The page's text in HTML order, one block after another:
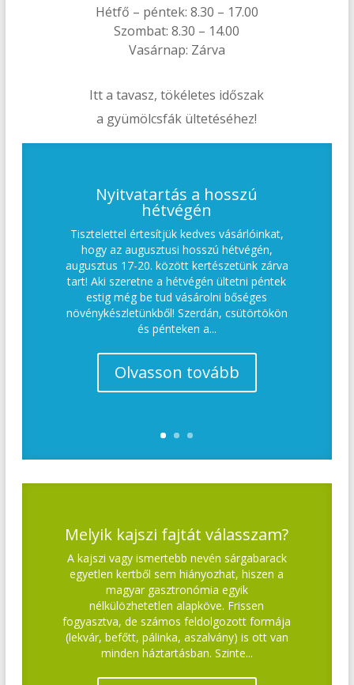
Hétfő – péntek: 8.30 – 17.00
Szombat: 8.30 – 14.00
Vasárnap: Zárva
Itt a tavasz, tökéletes időszak
a gyümölcsfák ültetéséhez!
Nyitvatartás a hosszú
hétvégén
Tisztelettel értesítjük kedves vásárlóinkat,
hogy az augusztusi hosszú hétvégén,
augusztus 17-20. között kertészetünk zárva
tart! Aki szeretne a hétvégén ültetni péntek
estig még be tud vásárolni bőséges
növénykészletünkből! Szerdán, csütörtökön
és pénteken a...
Olvasson tovább
Melyik kajszi fajtát válasszam?
A kajszi vagy ismertebb nevén sárgabarack
egyetlen kertből sem hiányozhat, hiszen a
magyar gasztronómia egyik
nélkülözhetetlen alapköve. Frissen
fogyasztva, de számos feldolgozott formája
(lekvár, befőtt, pálinka, aszalvány) is ott van
minden háztartásban. Szinte...